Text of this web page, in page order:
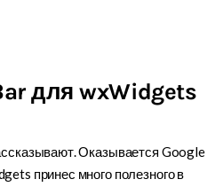
для wxWidgets
Оказывается Google
принес много полезного в